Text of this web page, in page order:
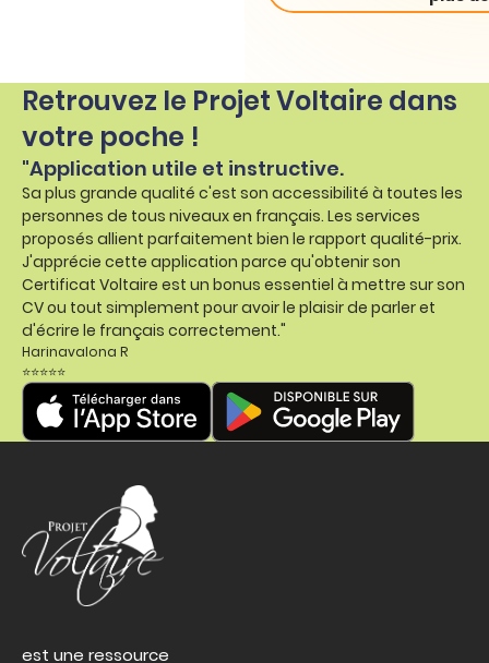
Retrouvez le Projet Voltaire dans
votre poche !
"Application utile et instructive.
Sa plus grande qualité c'est son accessibilité à toutes les
personnes de tous niveaux en français. Les services
proposés allient parfaitement bien le rapport qualité-prix.
J'apprécie cette application parce qu'obtenir son
Certificat Voltaire est un bonus essentiel à mettre sur son
CV ou tout simplement pour avoir le plaisir de parler et
d'écrire le français correctement."
Harinavalona R
⭐⭐⭐⭐⭐
est une ressource